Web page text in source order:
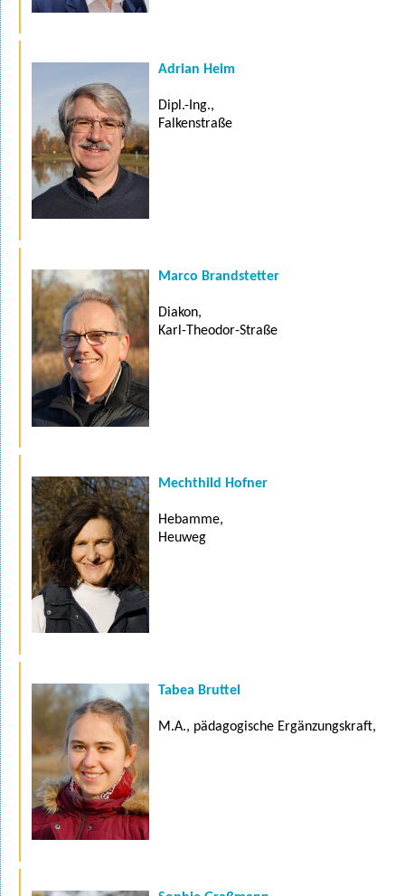
Adrian Heim
Dipl.-Ing.,
Falkenstraße
Marco Brandstetter
Diakon,
Karl-Theodor-Straße
Mechthild Hofner
Hebamme,
Heuweg
Tabea Bruttel
M.A., pädagogische Ergänzungskraft,